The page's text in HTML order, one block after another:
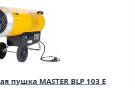
пушка MASTER BLP 103 E